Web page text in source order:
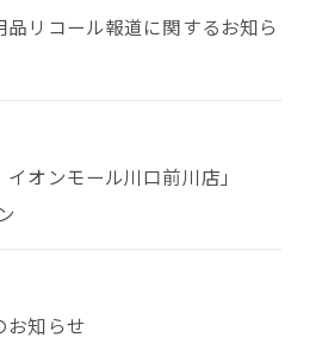
リコール報道に関するお知ら
イオンモール川口前川店」
お知らせ